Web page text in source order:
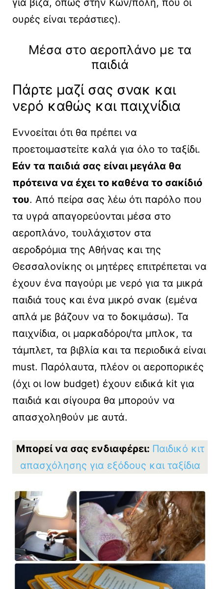
για βίζα, όπως στην Κων/πολη, που οι
ουρές είναι τεράστιες).
Μέσα στο αεροπλάνο με τα
παιδιά
Πάρτε μαζί σας σνακ και
νερό καθώς και παιχνίδια
Εννοείται ότι θα πρέπει να
προετοιμαστείτε καλά για όλο το ταξίδι.
Εάν τα παιδιά σας είναι μεγάλα θα
πρότεινα να έχει το καθένα το σακίδιό
του. Από πείρα σας λέω ότι παρόλο που
τα υγρά απαγορεύονται μέσα στο
αεροπλάνο, τουλάχιστον στα
αεροδρόμια της Αθήνας και της
Θεσσαλονίκης οι μητέρες επιτρέπεται να
έχουν ένα παγούρι με νερό για τα μικρά
παιδιά τους και ένα μικρό σνακ (εμένα
απλά με βάζουν να το δοκιμάσω). Τα
παιχνίδια, οι μαρκαδόροι/τα μπλοκ, τα
τάμπλετ, τα βιβλία και τα περιοδικά είναι
must. Παρόλαυτα, πλέον οι αεροπορικές
(όχι οι low budget) έχουν ειδικά kit για
παιδιά και σίγουρα θα μπορούν να
απασχοληθούν με αυτά.
Μπορεί να σας ενδιαφέρει: Παιδικό κιτ
απασχόλησης για εξόδους και ταξίδια